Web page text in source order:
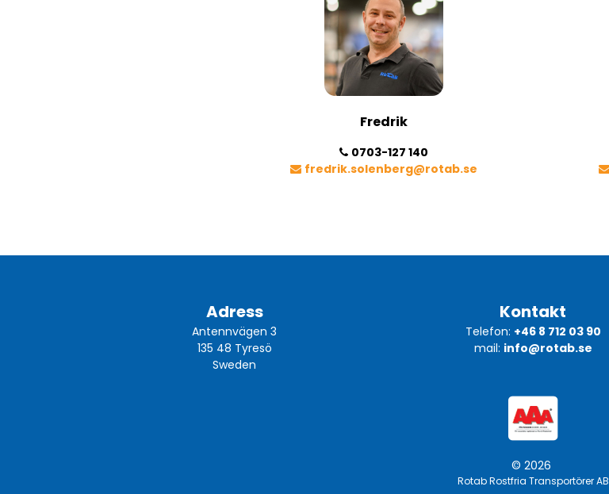
Fredrik
0703-127 140
fredrik.solenberg@rotab.se
Adress
Antennvägen 3
135 48 Tyresö
Sweden
Kontakt
Telefon: +46 8 712 03 90
mail: info@rotab.se
© 2026
Rotab Rostfria Transportörer AB